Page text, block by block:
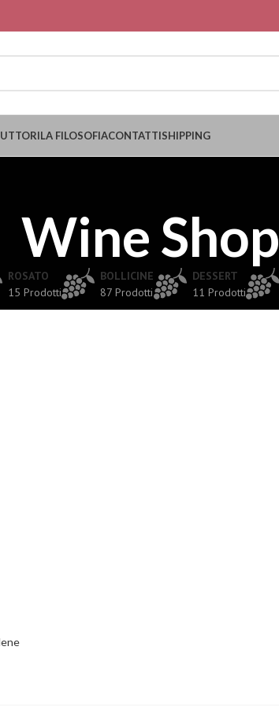
LA FILOSOFIACONTATTISHIPPING
Wine Shop
ROSATO
15 Prodotti
BOLLICINE
87 Prodotti
DESSERT
11 Prodotti